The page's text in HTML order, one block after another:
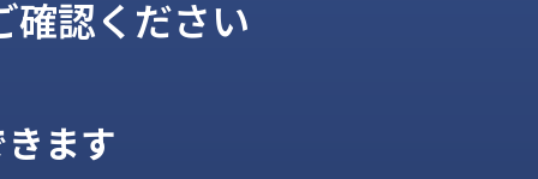
確認ください
ます